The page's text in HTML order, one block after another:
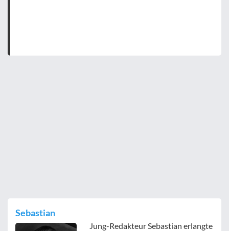
Sebastian
Jung-Redakteur Sebastian erlangte